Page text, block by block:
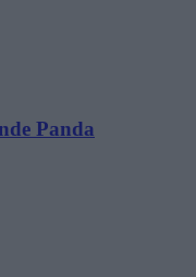
Panda